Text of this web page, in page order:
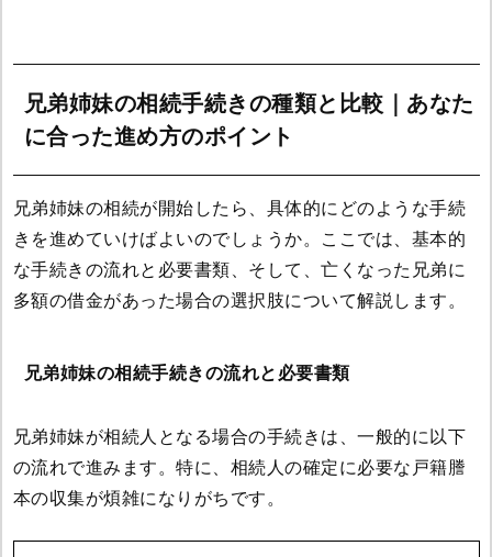
兄弟姉妹の相続手続きの種類と比較｜あなた
に合った進め方のポイント
兄弟姉妹の相続が開始したら、具体的にどのような手続
きを進めていけばよいのでしょうか。ここでは、基本的
な手続きの流れと必要書類、そして、亡くなった兄弟に
多額の借金があった場合の選択肢について解説します。
兄弟姉妹の相続手続きの流れと必要書類
兄弟姉妹が相続人となる場合の手続きは、一般的に以下
の流れで進みます。特に、相続人の確定に必要な戸籍謄
本の収集が煩雑になりがちです。